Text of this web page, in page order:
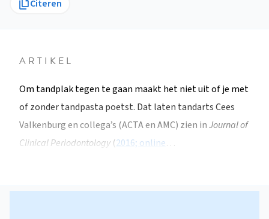
Citeren
ARTIKEL
Om tandplak tegen te gaan maakt het niet uit of je met
of zonder tandpasta poetst. Dat laten tandarts Cees
Valkenburg en collega’s (ACTA en AMC) zien inJournal of
Clinical Periodontology (2016; online…